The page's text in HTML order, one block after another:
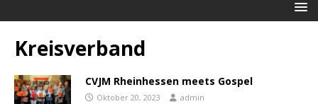
Kreisverband
CVJM Rheinhessen meets Gospel
Oktober 20, 2023 admin